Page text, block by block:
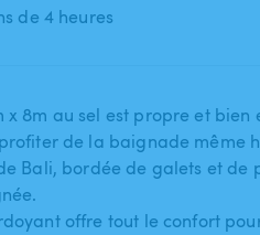
de 4 heures
x 8m au sel est propre et
de la baignade même
Bali​,​ bordée de galets et de
offre tout le confort